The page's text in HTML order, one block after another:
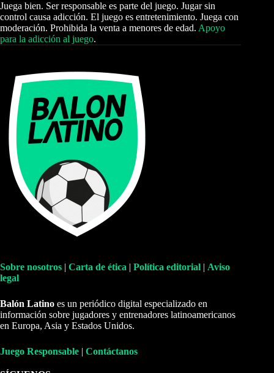
Juega bien. Ser responsable es parte del juego. Jugar sin
control causa adicción. El juego es entretenimiento. Juega con
moderación. Prohibida la venta a menores de edad. Apoyo
para la adicción al juego.
Sobre nosotros | Carta de ética | Política editorial | Aviso
legal
Balón Latino es un periódico digital especializado en
información sobre jugadores y entrenadores latinoamericanos
en Europa, Asia y Estados Unidos.
Juego Responsable | Contáctanos